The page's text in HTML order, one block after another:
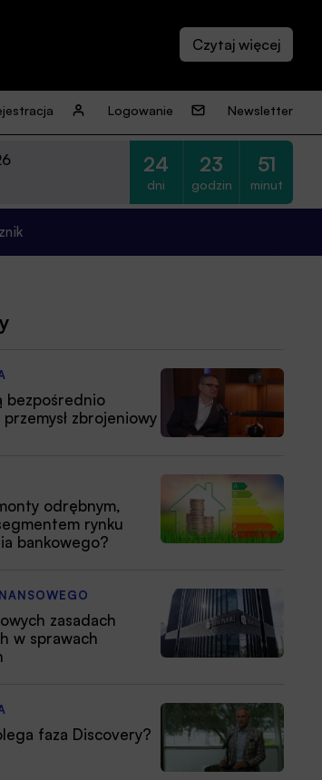
Logowanie Newsletter
24
dni
23
godzin
51
minut
bezpośrednio
zbrojeniowy
odrębnym,
rynku
bankowego?
zasadach
w sprawach
faza Discovery?